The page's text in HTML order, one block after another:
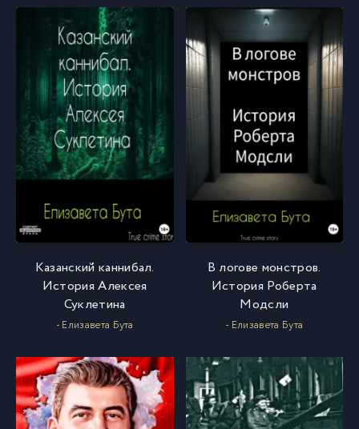
Казанский каннибал.
История Алексея
Суклетина
- Елизавета Бута
В логове монстров.
История Роберта
Модсли
- Елизавета Бута